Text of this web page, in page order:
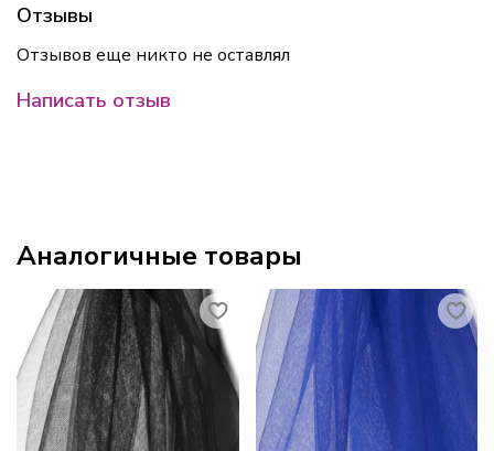
Отзывы
Отзывов еще никто не оставлял
Написать отзыв
Аналогичные товары